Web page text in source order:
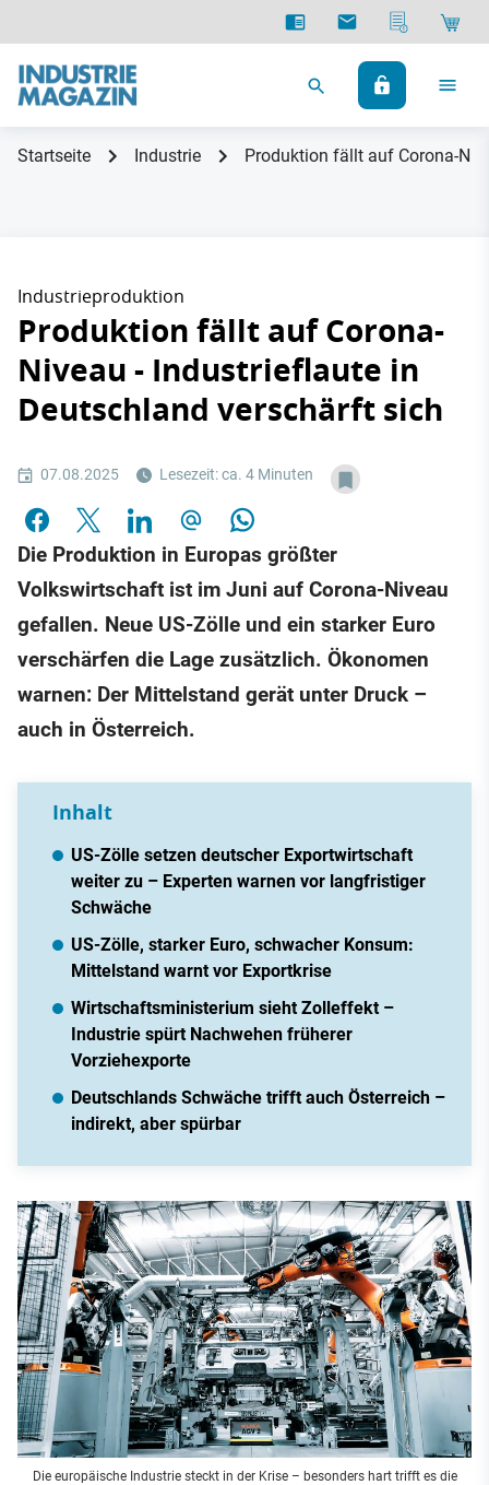
Startseite Industrie Produktion fällt auf Corona-
Industrieproduktion
Produktion fällt auf Corona-
Niveau - Industrieflaute in
Deutschland verschärft sich
07.08.2025 Lesezeit: ca. 4 Minuten
Die Produktion in Europas größter
Volkswirtschaft ist im Juni auf Corona-Niveau
gefallen. Neue US-Zölle und ein starker Euro
verschärfen die Lage zusätzlich. Ökonomen
warnen: Der Mittelstand gerät unter Druck –
auch in Österreich.
Inhalt
US-Zölle setzen deutscher Exportwirtschaft
weiter zu – Experten warnen vor langfristiger
Schwäche
US-Zölle, starker Euro, schwacher Konsum:
Mittelstand warnt vor Exportkrise
Wirtschaftsministerium sieht Zolleffekt –
Industrie spürt Nachwehen früherer
Vorziehexporte
Deutschlands Schwäche trifft auch Österreich –
indirekt, aber spürbar
Die europäische Industrie steckt in der Krise – besonders hart trifft es die